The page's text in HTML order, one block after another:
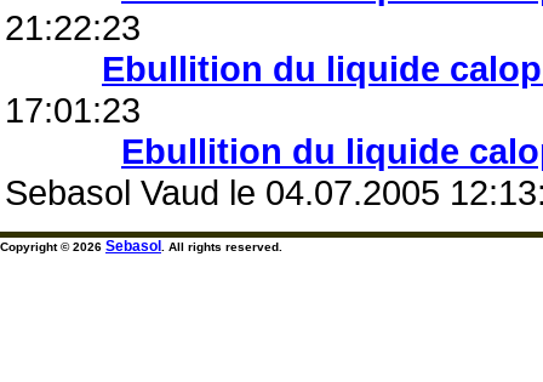
21:22:23
Ebullition du liquide
17:01:23
Ebullition du liquide
Sebasol Vaud le 04.07.2005
Copyright © 2026 Sebasol . All rights reserved.